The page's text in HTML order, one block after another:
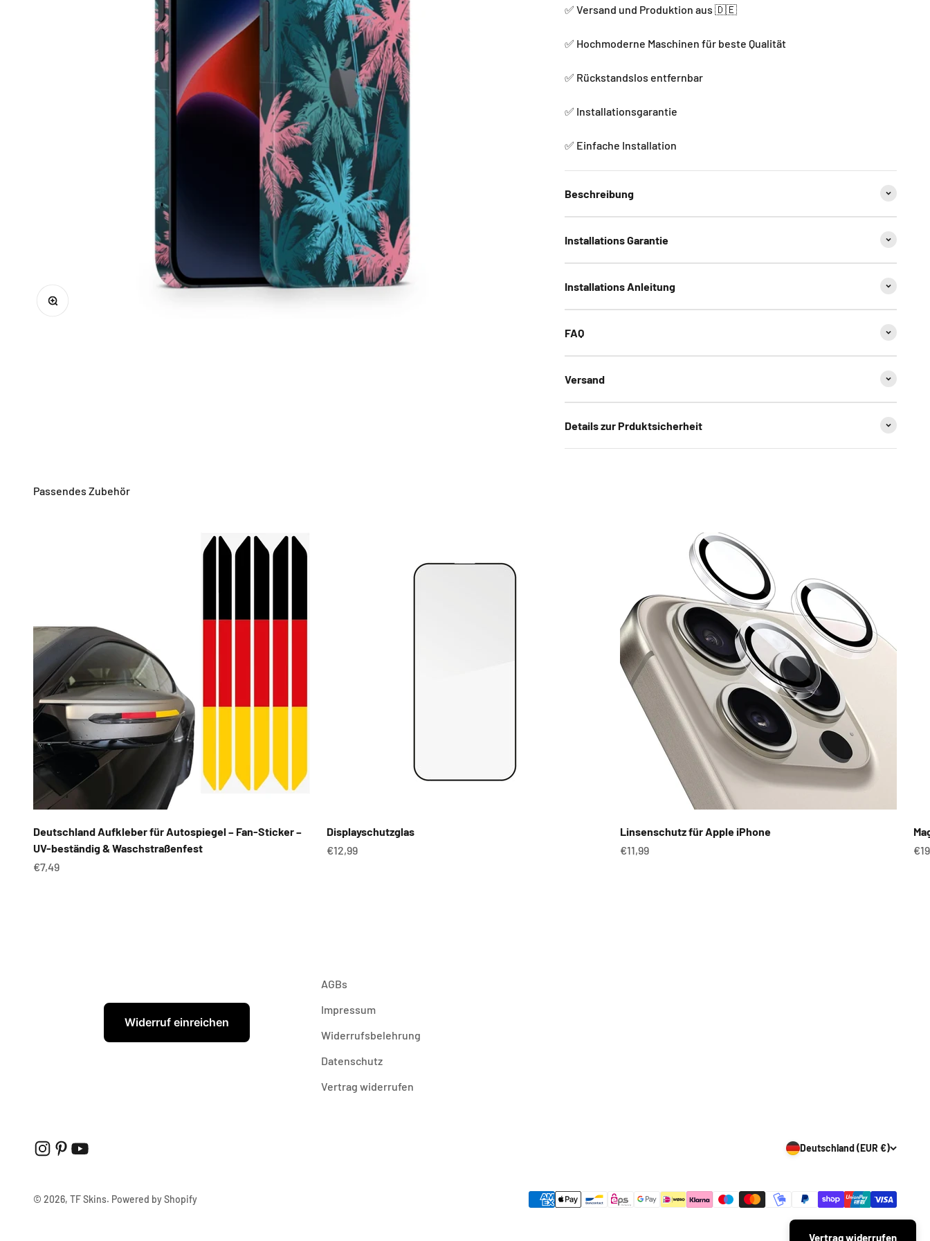
Bild vergrößern
✅ Versand und Produktion aus 🇩🇪
✅ Hochmoderne Maschinen für beste Qualität
✅ Rückstandslos entfernbar
✅ Installationsgarantie
✅ Einfache Installation
Beschreibung
Installations Garantie
Installations Anleitung
FAQ
Versand
Details zur Prduktsicherheit
Passendes Zubehör
Deutschland Aufkleber für Autospiegel – Fan-Sticker –
UV-beständig & Waschstraßenfest
Angebot
€7,49
Displayschutzglas
Angebot
€12,99
Linsenschutz für Apple iPhone
Angebot
€11,99
Widerruf einreichen
AGBs
Impressum
Widerrufsbelehrung
Datenschutz
Vertrag widerrufen
Deutschland (EUR €)
© 2026, TF Skins. Powered by Shopify
Vertrag widerrufen